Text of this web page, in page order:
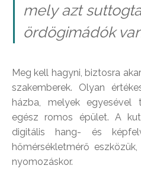
mely azt
ördögimádók
Meg kell hagyni, biztosra
szakemberek. Olyan
házba, melyek egyesével
egész romos épület. A
digitális hang- és
hőmérsékletmérő
nyomozáskor.